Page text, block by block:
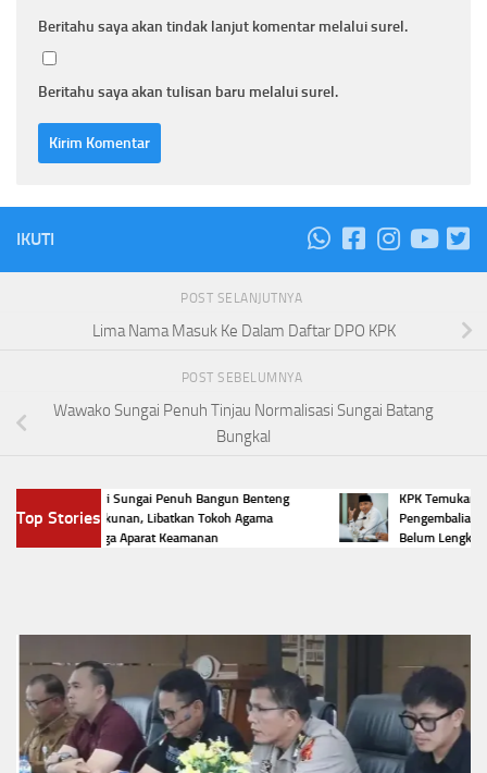
Beritahu saya akan tindak lanjut komentar melalui surel.
Beritahu saya akan tulisan baru melalui surel.
IKUTI
POST SELANJUTNYA
Lima Nama Masuk Ke Dalam Daftar DPO KPK
POST SEBELUMNYA
Wawako Sungai Penuh Tinjau Normalisasi Sungai Batang
Bungkal
Top Stories
Kejari Sungai Penuh Bangun Benteng
Kerukunan, Libatkan Tokoh Agama
hingga Aparat Keamanan
KPK Temukan
Pengembalian
Belum Lengkap